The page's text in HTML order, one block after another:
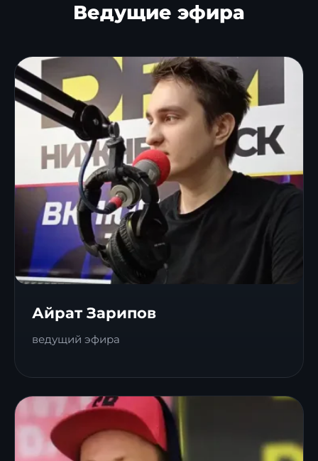
Ведущие эфира
Айрат Зарипов
ведущий эфира